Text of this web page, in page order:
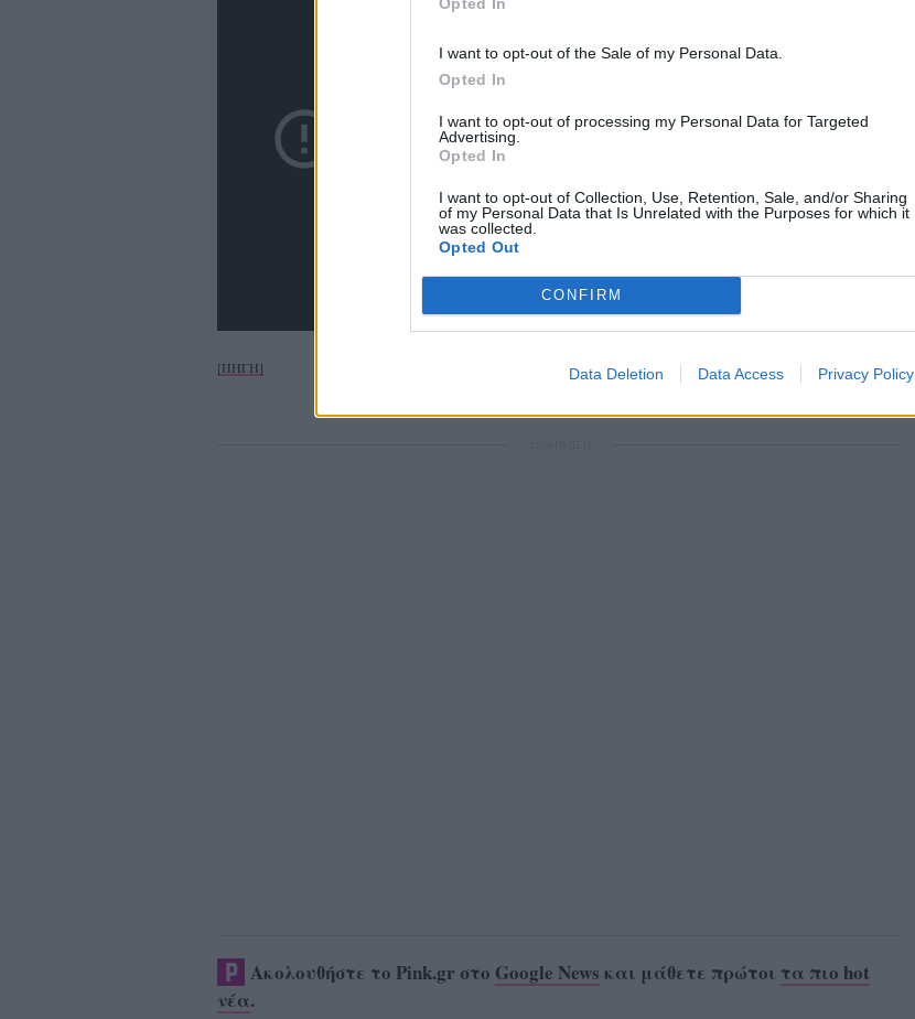
I want to opt-out of the Sale of my Personal Data.
Opted In
I want to opt-out of processing my Personal Data for Targeted
Advertising.
Opted In
I want to opt-out of Collection, Use, Retention, Sale, and/or Sharing
of my Personal Data that Is Unrelated with the Purposes for which it
was collected.
Opted Out
CONFIRM
Data Deletion Data Access Privacy Policy
[ΠΗΓΗ]
Ακολουθήστε το Pink.gr στο Google News και μάθετε πρώτοι τα πιο hot
νέα.